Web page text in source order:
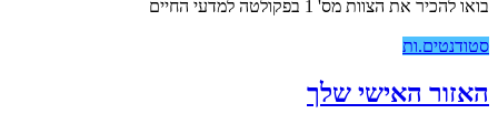
בואו להכיר את הצוות מס' 1 בפקולטה למדעי החיים
סטודנטים.ות
האזור האישי שלך